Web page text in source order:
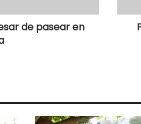
de pasear en